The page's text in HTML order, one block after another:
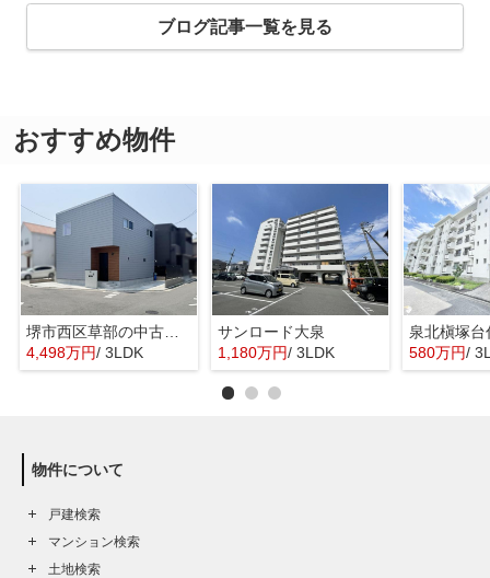
ブログ記事一覧を見る
おすすめ物件
堺市西区草部の中古一戸建
4,498万円/ 3LDK
サンロード大泉
1,180万円/ 3LDK
泉北槇塚
580万円/
物件について
戸建検索
マンション検索
土地検索